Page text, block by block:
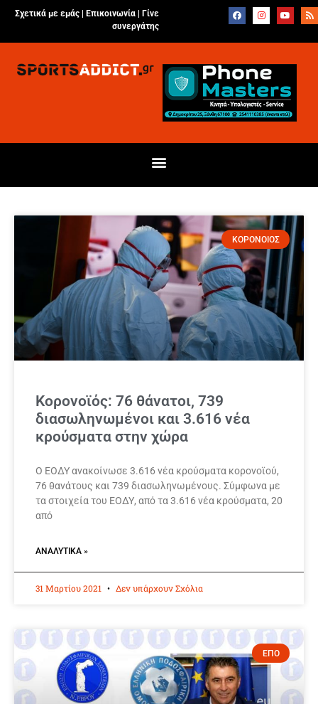
Σχετικά με εμάς | Επικοινωνία
Γίνε
συνεργάτης
ΚΟΡΟΝΟΙΟΣ
Κορονοϊός: 76 θάνατοι, 739
διασωληνωμένοι και 3.616 νέα
κρούσματα στην χώρα
Ο ΕΟΔΥ ανακοίνωσε 3.616 νέα κρούσματα κορονοϊού,
76 θανάτους και 739 διασωληνωμένους. Σύμφωνα με
τα στοιχεία του ΕΟΔΥ, από τα 3.616 νέα κρούσματα, 20
από
ΑΝΑΛΥΤΙΚΆ »
31 Μαρτίου 2021 Δεν υπάρχουν Σχόλια
ΕΠΟ